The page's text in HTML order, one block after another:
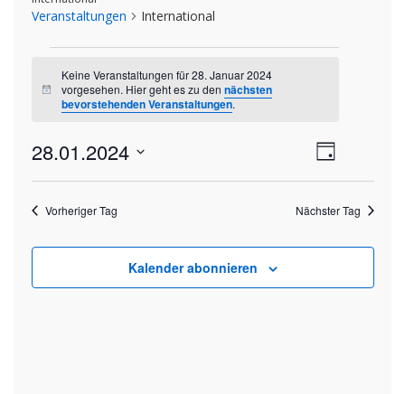
Veranstaltungen International
Veranstaltungen
für
Januar
2024
Hinweis
Keine Veranstaltungen für 28. Januar 2024
vorgesehen. Hier geht es zu dennächsten
bevorstehenden Veranstaltungen.
Tag
28.01.2024
Vorheriger Tag
Nächster Tag
Kalender abonnieren